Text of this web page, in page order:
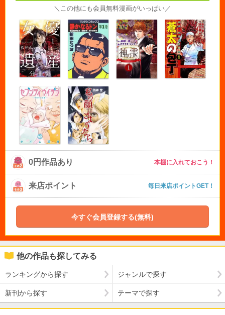
＼この他にも会員無料漫画がいっぱい／
0円作品あり 本棚に入れておこう！
来店ポイント 毎日来店ポイントGET！
今すぐ会員登録する(無料)
他の作品も探してみる
ランキングから探す ジャンルで探す
新刊から探す テーマで探す